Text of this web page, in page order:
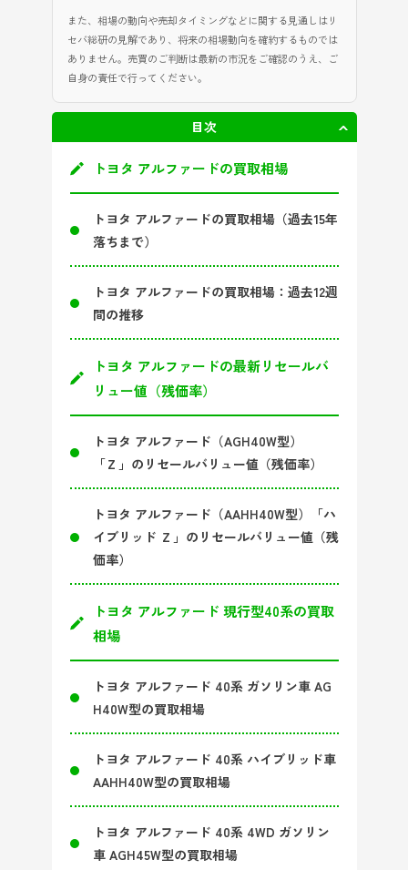
また、相場の動向や売却タイミングなどに関する見通しはリ
セバ総研の見解であり、将来の相場動向を確約するものでは
ありません。売買のご判断は最新の市況をご確認のうえ、ご
自身の責任で行ってください。
目次 非表示
トヨタ アルファードの買取相場
トヨタ アルファードの買取相場（過去15年
落ちまで）
トヨタ アルファードの買取相場：過去12週
間の推移
トヨタ アルファードの最新リセールバ
リュー値（残価率）
トヨタ アルファード（AGH40W型）
「Ｚ」のリセールバリュー値（残価率）
トヨタ アルファード（AAHH40W型）「ハ
イブリッド Ｚ」のリセールバリュー値（残
価率）
トヨタ アルファード 現行型40系の買取
相場
トヨタ アルファード 40系 ガソリン車 AG
H40W型の買取相場
トヨタ アルファード 40系 ハイブリッド車
AAHH40W型の買取相場
トヨタ アルファード 40系 4WD ガソリン
車 AGH45W型の買取相場